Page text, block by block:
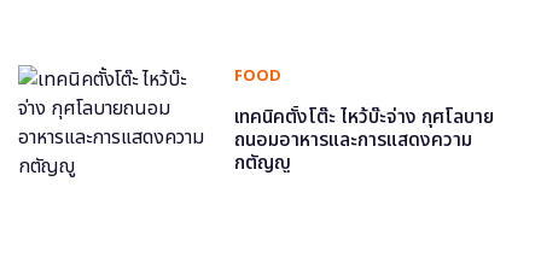
FOOD
เทคนิคตั้งโต๊ะ ไหว้บ๊ะจ่าง กุศโลบาย
ถนอมอาหารและการแสดงความ
กตัญญู